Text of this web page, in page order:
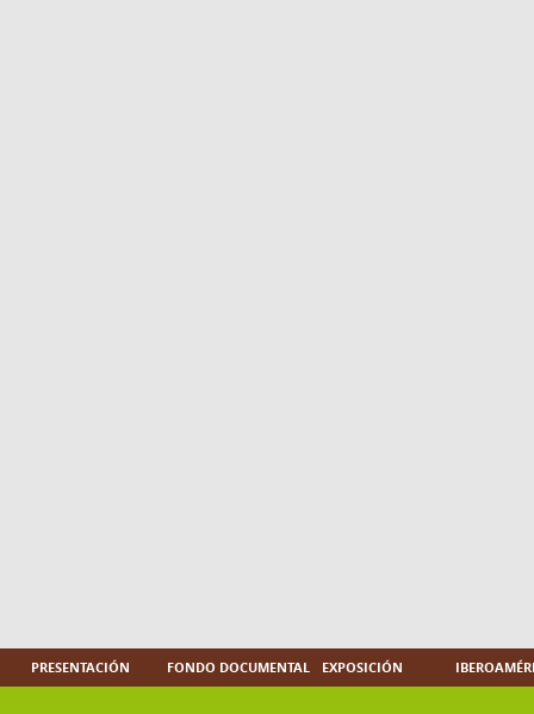
PRESENTACIÓN FONDO DOCUMENTAL EXPOSICIÓN